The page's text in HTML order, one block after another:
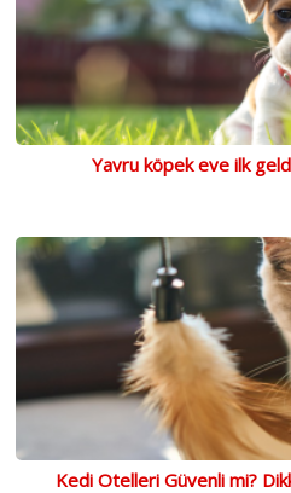
Yavru köpek eve ilk
Kedi Otelleri Güvenli mi?